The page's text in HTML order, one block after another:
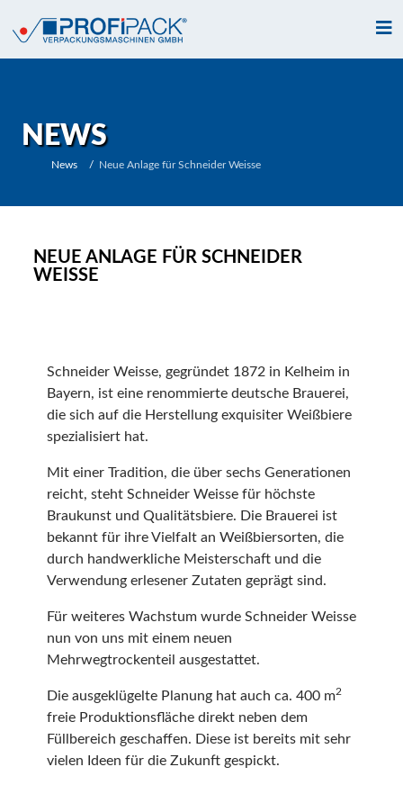
NEWS
News Neue Anlage für Schneider Weisse
NEUE ANLAGE FÜR SCHNEIDER
WEISSE
Schneider Weisse, gegründet 1872 in Kelheim in
Bayern, ist eine renommierte deutsche Brauerei,
die sich auf die Herstellung exquisiter Weißbiere
spezialisiert hat.
Mit einer Tradition, die über sechs Generationen
reicht, steht Schneider Weisse für höchste
Braukunst und Qualitätsbiere. Die Brauerei ist
bekannt für ihre Vielfalt an Weißbiersorten, die
durch handwerkliche Meisterschaft und die
Verwendung erlesener Zutaten geprägt sind.
Für weiteres Wachstum wurde Schneider Weisse
nun von uns mit einem neuen
Mehrwegtrockenteil ausgestattet.
Die ausgeklügelte Planung hat auch ca. 400 m2
freie Produktionsfläche direkt neben dem
Füllbereich geschaffen. Diese ist bereits mit sehr
vielen Ideen für die Zukunft gespickt.